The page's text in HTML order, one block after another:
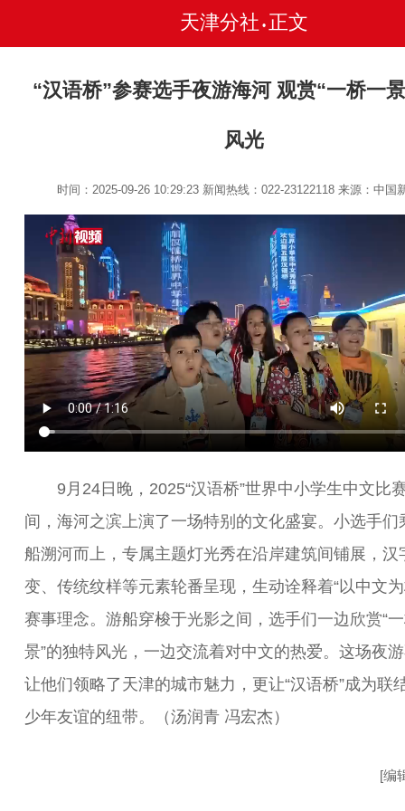
天津分社 • 正文
“汉语桥”参赛选手夜游海河 观赏“一桥一
风光
时间：2025-09-26 10:29:23 新闻热线：022-23122118来源：中国
9月24日晚，2025“汉语桥”世界中小学生中文比
间，海河之滨上演了一场特别的文化盛宴。小选手们
船溯河而上，专属主题灯光秀在沿岸建筑间铺展，汉
变、传统纹样等元素轮番呈现，生动诠释着“以中文为
赛事理念。游船穿梭于光影之间，选手们一边欣赏“
景”的独特风光，一边交流着对中文的热爱。这场夜
让他们领略了天津的城市魅力，更让“汉语桥”成为联
少年友谊的纽带。（汤润青 冯宏杰）
[编